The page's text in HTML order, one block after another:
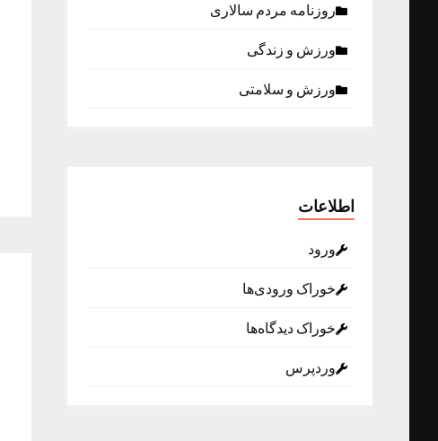
روزنامه مردم سالاری
ورزش و زندگی
ورزش و سلامتی
اطلاعات
ورود
خوراک ورودی‌ها
خوراک دیدگاه‌ها
وردپرس